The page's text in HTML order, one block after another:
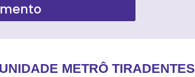
UNIDADE METRÔ TIRADENTES